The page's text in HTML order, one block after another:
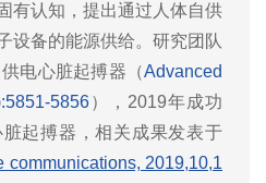
有认知，提出通过人体自供
设备的能源供给。研究团队
电心脏起搏器（Advanced
5856），2019年成功
起搏器，相关成果发表于
communications, 2019,10,1